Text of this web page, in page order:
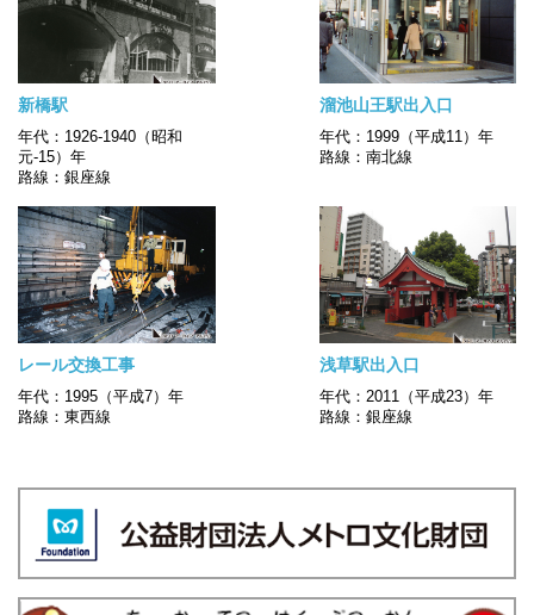
新橋駅
年代：1926-1940（昭和
元-15）年
路線：銀座線
溜池山王駅出入口
年代：1999（平成11）年
路線：南北線
レール交換工事
年代：1995（平成7）年
路線：東西線
浅草駅出入口
年代：2011（平成23）年
路線：銀座線